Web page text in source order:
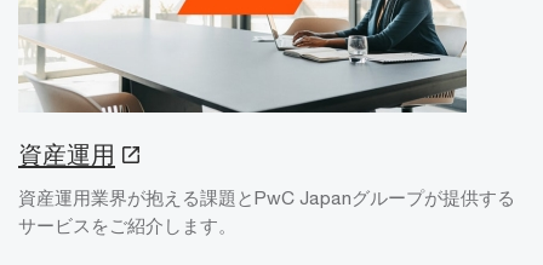
資産運用
資産運用業界が抱える課題とPwC Japanグループが提供する
サービスをご紹介します。